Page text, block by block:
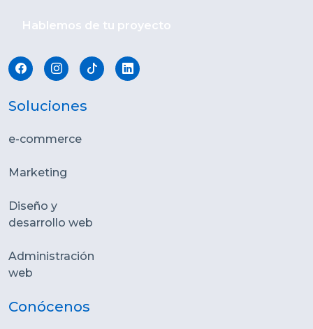
Hablemos de tu proyecto
Soluciones
e-commerce
Marketing
Diseño y
desarrollo web
Administración
web
Conócenos